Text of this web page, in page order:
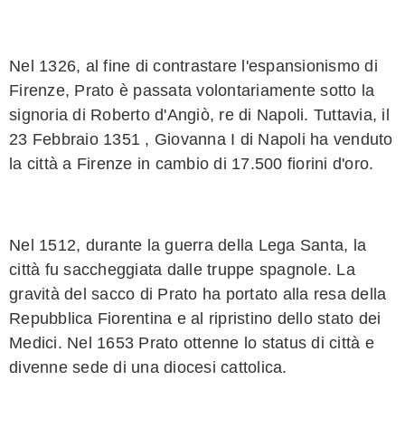
Nel 1326, al fine di contrastare l'espansionismo di
Firenze, Prato è passata volontariamente sotto la
signoria di Roberto d'Angiò, re di Napoli. Tuttavia, il
23 Febbraio 1351 , Giovanna I di Napoli ha venduto
la città a Firenze in cambio di 17.500 fiorini d'oro.
Nel 1512, durante la guerra della Lega Santa, la
città fu saccheggiata dalle truppe spagnole. La
gravità del sacco di Prato ha portato alla resa della
Repubblica Fiorentina e al ripristino dello stato dei
Medici. Nel 1653 Prato ottenne lo status di città e
divenne sede di una diocesi cattolica.